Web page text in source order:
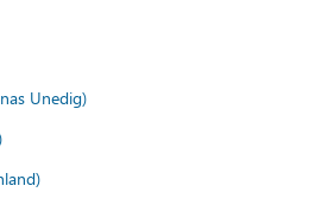
Unedig)